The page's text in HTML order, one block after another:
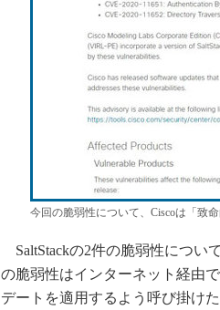
今回の脆弱性について、Ciscoは「致
SaltStackの2件の脆弱性につい
の脆弱性はインターネット経由
デートを適用するよう呼び掛け